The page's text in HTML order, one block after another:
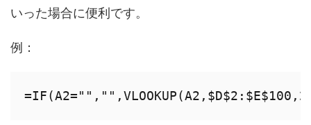
いった場合に便利です。
例：